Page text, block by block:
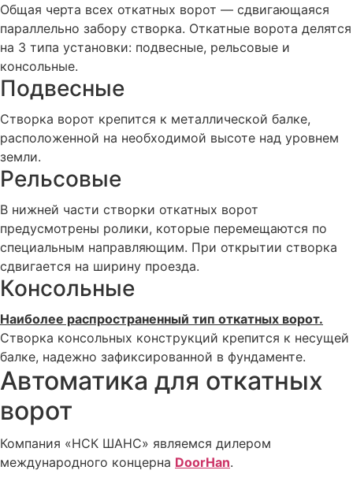
Общая черта всех откатных ворот — сдвигающаяся
параллельно забору створка. Откатные ворота делятся
на 3 типа установки: подвесные, рельсовые и
консольные.
Подвесные
Створка ворот крепится к металлической балке,
расположенной на необходимой высоте над уровнем
земли.
Рельсовые
В нижней части створки откатных ворот
предусмотрены ролики, которые перемещаются по
специальным направляющим. При открытии створка
сдвигается на ширину проезда.
Консольные
Наиболее распространенный тип откатных ворот.
Створка консольных конструкций крепится к несущей
балке, надежно зафиксированной в фундаменте.
Автоматика для откатных
ворот
Компания «НСК ШАНС» являемся дилером
международного концерна DoorHan.